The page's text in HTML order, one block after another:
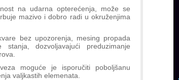
na udarna opterećenja, može se
mazivo i dobro radi u okruženjima
bez upozorenja, mesing propada
dozvoljavajući preduzimanje
moguće je isporučiti poboljšanu
valjkastih elemenata.